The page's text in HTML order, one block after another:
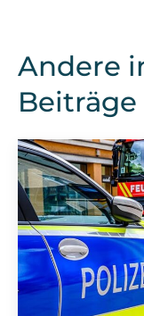
Andere
Beiträge